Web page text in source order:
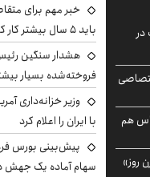
در
حمله
تاریخی اراده‌
اربعین و
ویژه بعد از
جلال رفیع
هم
روز»
خبر مهم برای
باید ۵ سال بیشتر کار کنند
هشدار سنگین
فروخته‌شده بسیار
وزیر خزانه‌داری
با ایران را اعلام کرد
سهام آماده یک جهش